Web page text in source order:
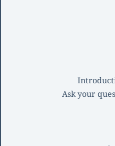
Ask your